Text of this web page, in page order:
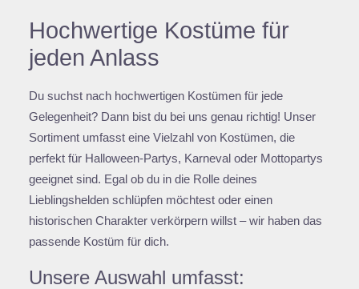
Hochwertige Kostüme für
jeden Anlass
Du suchst nach hochwertigen Kostümen für jede
Gelegenheit? Dann bist du bei uns genau richtig! Unser
Sortiment umfasst eine Vielzahl von Kostümen, die
perfekt für Halloween-Partys, Karneval oder Mottopartys
geeignet sind. Egal ob du in die Rolle deines
Lieblingshelden schlüpfen möchtest oder einen
historischen Charakter verkörpern willst – wir haben das
passende Kostüm für dich.
Unsere Auswahl umfasst: